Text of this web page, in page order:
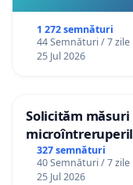
1 272 semnături
44 Semnături / 7 zile
25 Jul 2026
Solicităm măsuri
Sâncraiu de
327 semnături
40 Semnături / 7 zile
25 Jul 2026